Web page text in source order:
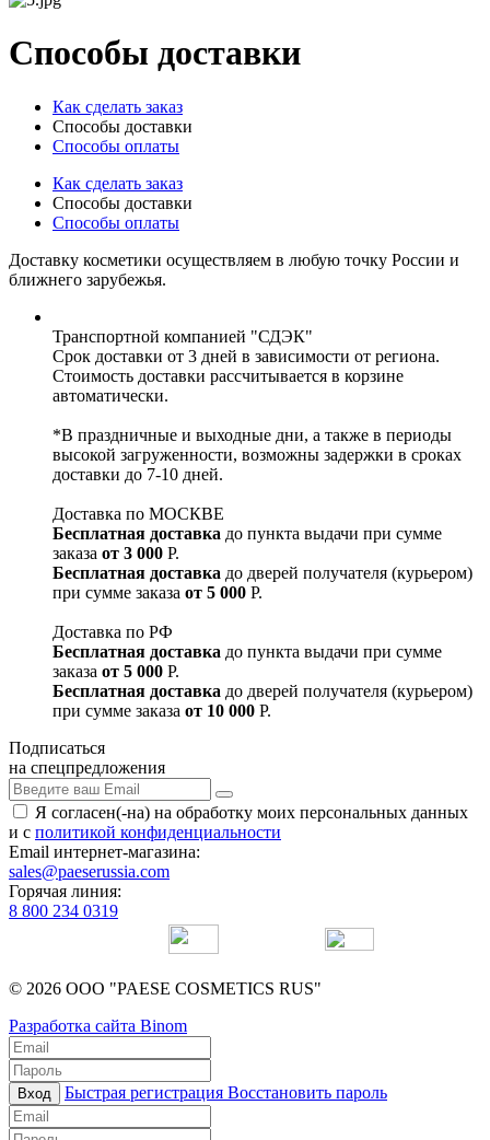
Способы доставки
Как сделать заказ
Способы доставки
Способы оплаты
Как сделать заказ
Способы доставки
Способы оплаты
Доставку косметики осуществляем в любую точку России и
ближнего зарубежья.
Транспортной компанией "СДЭК"
Срок доставки от 3 дней в зависимости от региона.
Стоимость доставки рассчитывается в корзине
автоматически.
*В праздничные и выходные дни, а также в периоды
высокой загруженности, возможны задержки в сроках
доставки до 7-10 дней.
Доставка по МОСКВЕ
Бесплатная доставка до пункта выдачи при сумме
заказа от 3 000 Р.
Бесплатная доставка до дверей получателя (курьером)
при сумме заказа от 5 000 Р.
Доставка по РФ
Бесплатная доставка до пункта выдачи при сумме
заказа от 5 000 Р.
Бесплатная доставка до дверей получателя (курьером)
при сумме заказа от 10 000 Р.
Подписаться
на спецпредложения
Я согласен(-на) на обработку моих персональных данных
и с политикой конфиденциальности
Email интернет-магазина:
sales@paeserussia.com
Горячая линия:
8 800 234 0319
© 2026 ООО "PAESE COSMETICS RUS"
Разработка сайта Binom
Вход Быстрая регистрация Восстановить пароль